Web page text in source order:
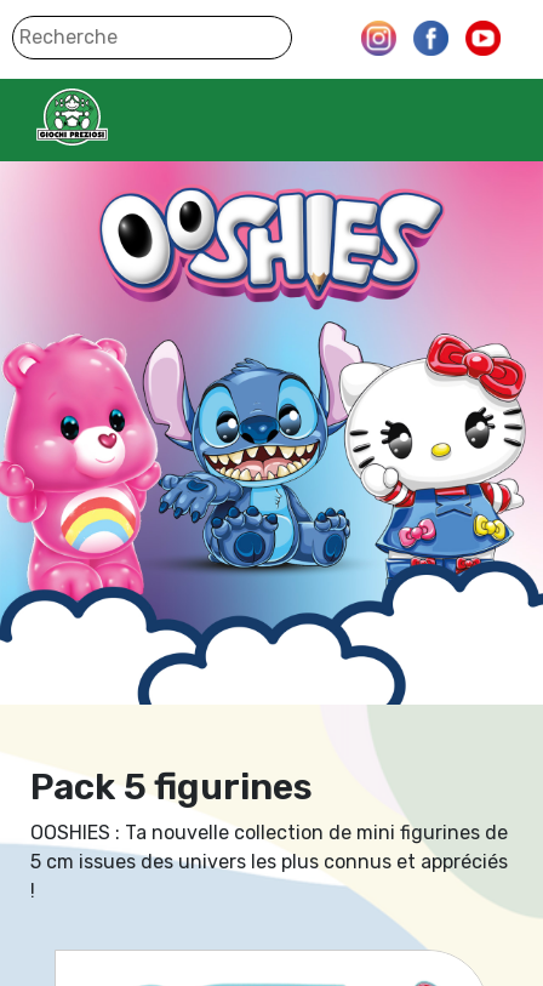
Pack 5 figurines
OOSHIES : Ta nouvelle collection de mini figurines de
5 cm issues des univers les plus connus et appréciés
!